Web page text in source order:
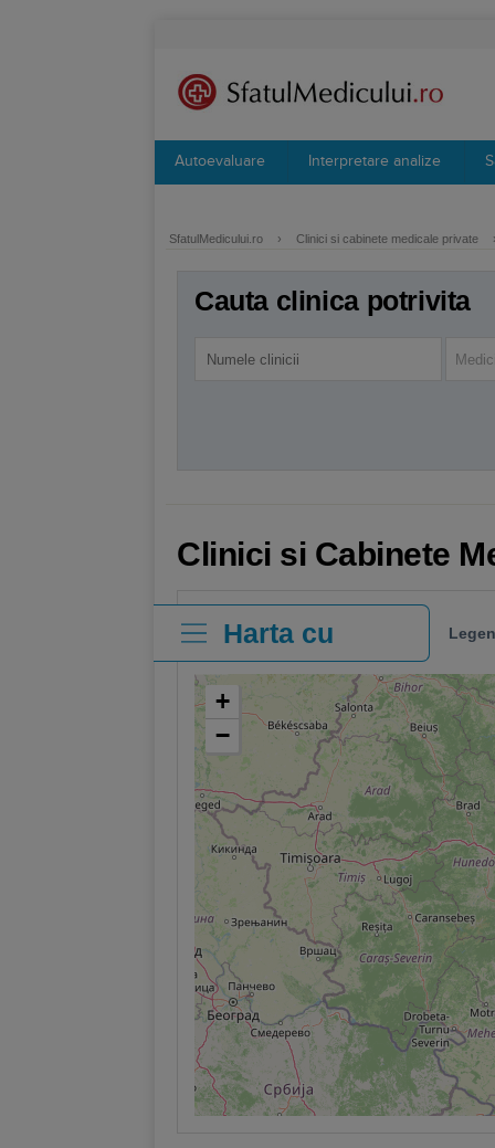
Autoevaluare Interpretare analize
SfatulMedicului.ro › Clinici si cabinete medicale private
Cauta clinica potrivita
Clinici si Cabinete
Harta cu
clinici
+
−